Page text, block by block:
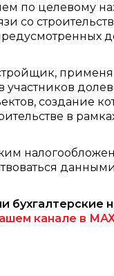
по целевому
со
создание
в
бухгалтерские
канале в